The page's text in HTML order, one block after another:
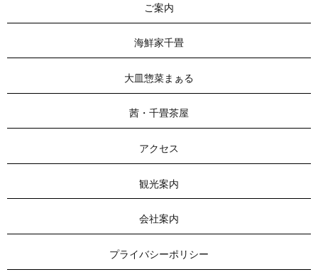
ご案内
海鮮家千畳
大皿惣菜まぁる
茜・千畳茶屋
アクセス
観光案内
会社案内
プライバシーポリシー